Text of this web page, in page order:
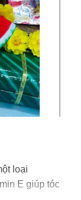
loại
E giúp tóc